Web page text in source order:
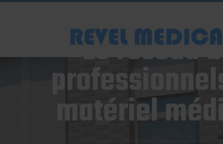
Le réseau
matériel